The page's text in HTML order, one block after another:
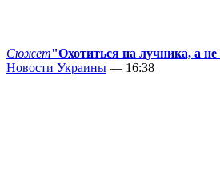
Сюжет"Охотиться на лучника, а
Новости Украины — 16:38